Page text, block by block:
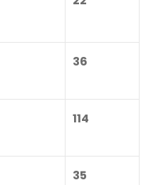
36
114
35